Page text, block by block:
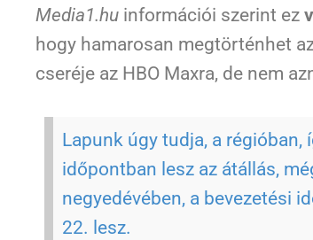
Media1.hu információi szerint ez
hogy hamarosan megtörténhet
cseréje az HBO Maxra, de nem
Lapunk úgy tudja, a
időpontban lesz az átállás,
negyedévében, a bevezetési
22. lesz.